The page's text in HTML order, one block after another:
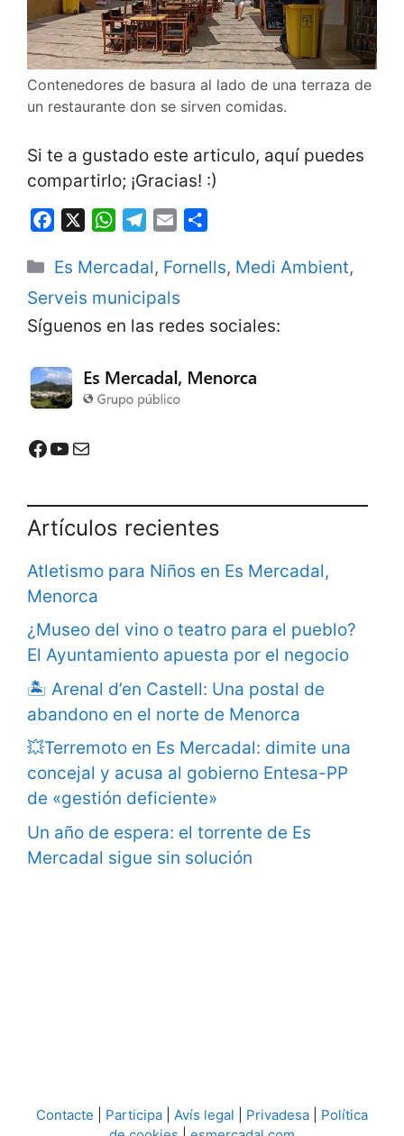
Contenedores de basura al lado de una terraza de
un restaurante don se sirven comidas.
Si te a gustado este articulo, aquí puedes
compartirlo; ¡Gracias! :)
c
e
o
k
W
a
t
A
p
l
e
g
r
m
a
i
a
Categorías
Es Mercadal, Fornells, Medi Ambient,
Serveis municipals
Síguenos en las redes sociales:
Mercadal Online en Facebook
Mercadal Online en Youtube
Email de contacto
Artículos recientes
Atletismo para Niños en Es Mercadal,
Menorca
¿Museo del vino o teatro para el pueblo?
El Ayuntamiento apuesta por el negocio
🏝️ Arenal d’en Castell: Una postal de
abandono en el norte de Menorca
💥Terremoto en Es Mercadal: dimite una
concejal y acusa al gobierno Entesa-PP
de «gestión deficiente»
Un año de espera: el torrente de Es
Mercadal sigue sin solución
Contacte Participa Avís legal Privadesa
Política